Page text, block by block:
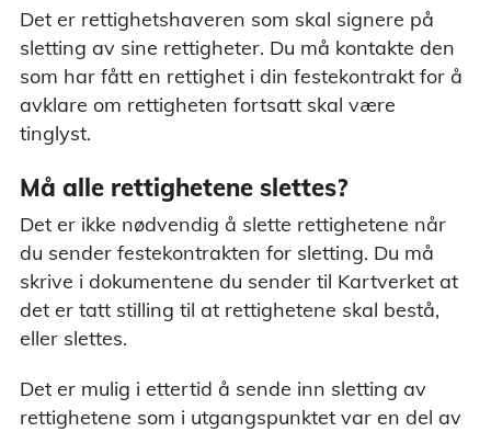
Det er rettighetshaveren som skal signere på
sletting av sine rettigheter. Du må kontakte den
som har fått en rettighet i din festekontrakt for å
avklare om rettigheten fortsatt skal være
tinglyst.
Må alle rettighetene slettes?
Det er ikke nødvendig å slette rettighetene når
du sender festekontrakten for sletting. Du må
skrive i dokumentene du sender til Kartverket at
det er tatt stilling til at rettighetene skal bestå,
eller slettes.
Det er mulig i ettertid å sende inn sletting av
rettighetene som i utgangspunktet var en del av